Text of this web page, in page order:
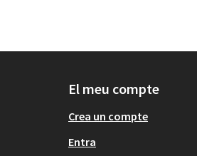
El meu compte
Crea un compte
Entra